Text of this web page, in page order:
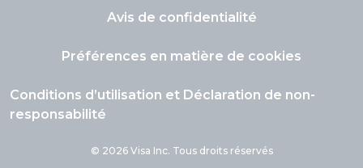
Avis de confidentialité
Préférences en matière de cookies
Conditions d’utilisation et Déclaration de non-
responsabilité
© 2026 Visa Inc. Tous droits réservés